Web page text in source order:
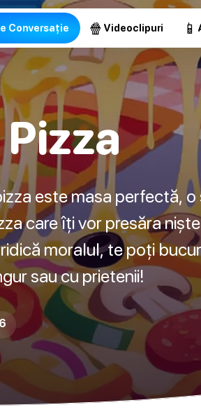
Conversație 🍿 Videoclipuri 📱
este masa perfectă,
care îți vor presăra
moralul, te poți
sau cu prietenii!